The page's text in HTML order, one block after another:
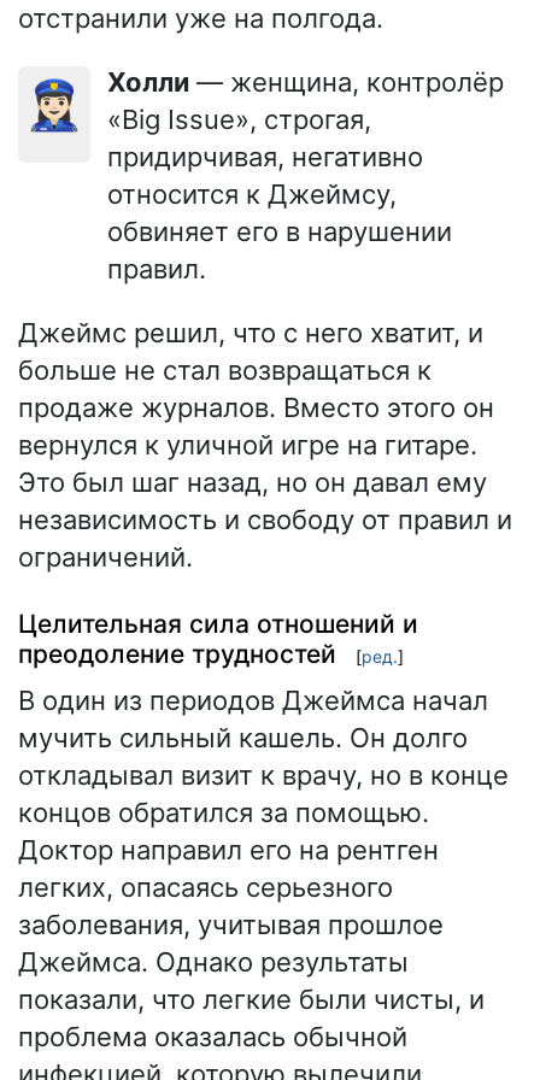
отстранили уже на полгода.
👮🏻‍♀️ Холли — женщина, контролёр
«Big Issue», строгая,
придирчивая, негативно
относится к Джеймсу,
обвиняет его в нарушении
правил.
Джеймс решил, что с него хватит, и
больше не стал возвращаться к
продаже журналов. Вместо этого он
вернулся к уличной игре на гитаре.
Это был шаг назад, но он давал ему
независимость и свободу от правил и
ограничений.
Целительная сила отношений и
преодоление трудностей
[ред.]
В один из периодов Джеймса начал
мучить сильный кашель. Он долго
откладывал визит к врачу, но в конце
концов обратился за помощью.
Доктор направил его на рентген
легких, опасаясь серьезного
заболевания, учитывая прошлое
Джеймса. Однако результаты
показали, что легкие были чисты, и
проблема оказалась обычной